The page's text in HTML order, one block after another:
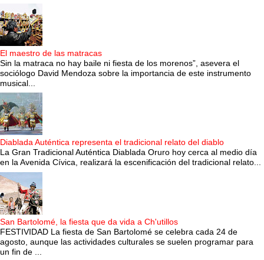
El maestro de las matracas
Sin la matraca no hay baile ni fiesta de los morenos”, asevera el
sociólogo David Mendoza sobre la importancia de este instrumento
musical...
Diablada Auténtica representa el tradicional relato del diablo
La Gran Tradicional Auténtica Diablada Oruro hoy cerca al medio día
en la Avenida Cívica, realizará la escenificación del tradicional relato...
San Bartolomé, la fiesta que da vida a Ch'utillos
FESTIVIDAD La fiesta de San Bartolomé se celebra cada 24 de
agosto, aunque las actividades culturales se suelen programar para
un fin de ...